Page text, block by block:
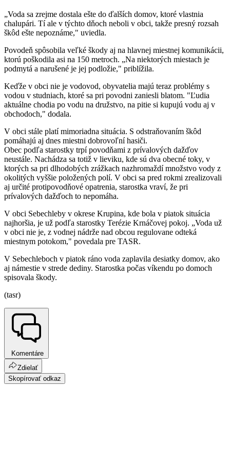
„Voda sa zrejme dostala ešte do ďalších domov, ktoré vlastnia
chalupári. Tí ale v týchto dňoch neboli v obci, takže presný rozsah
škôd ešte nepoznáme," uviedla.
Povodeň spôsobila veľké škody aj na hlavnej miestnej komunikácii,
ktorú poškodila asi na 150 metroch. „Na niektorých miestach je
podmytá a narušené je jej podložie," priblížila.
Keďže v obci nie je vodovod, obyvatelia majú teraz problémy s
vodou v studniach, ktoré sa pri povodni zaniesli blatom. "Ľudia
aktuálne chodia po vodu na družstvo, na pitie si kupujú vodu aj v
obchodoch," dodala.
V obci stále platí mimoriadna situácia. S odstraňovaním škôd
pomáhajú aj dnes miestni dobrovoľní hasiči.
Obec podľa starostky trpí povodňami z prívalových dažďov
neustále. Nachádza sa totiž v lieviku, kde sú dva obecné toky, v
ktorých sa pri dlhodobých zrážkach nazhromaždí množstvo vody z
okolitých vyššie položených polí. V obci sa pred rokmi zrealizovali
aj určité protipovodňové opatrenia, starostka vraví, že pri
prívalových dažďoch to nepomáha.
V obci Sebechleby v okrese Krupina, kde bola v piatok situácia
najhoršia, je už podľa starostky Terézie Krnáčovej pokoj. „Voda už
v obci nie je, z vodnej nádrže nad obcou regulovane odteká
miestnym potokom," povedala pre TASR.
V Sebechleboch v piatok ráno voda zaplavila desiatky domov, ako
aj námestie v strede dediny. Starostka počas víkendu po domoch
spisovala škody.
(tasr)
Komentáre
Zdielať
Skopírovať odkaz